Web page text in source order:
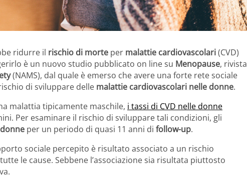
ridurre il rischio di morte per malattie cardiovascolari(CVD)
è un nuovo studio pubblicato on line su Menopause, rivista
(NAMS), dal quale è emerso che avere una forte rete sociale
di sviluppare delle malattie cardiovascolari nelle donne.
malattia tipicamente maschile, i tassi di CVD nelle donne
Per esaminare il rischio di sviluppare tali condizioni, gli
donne per un periodo di quasi 11 anni di follow-up.
sociale percepito è risultato associato a un rischio
le cause. Sebbene l’associazione sia risultata piuttosto